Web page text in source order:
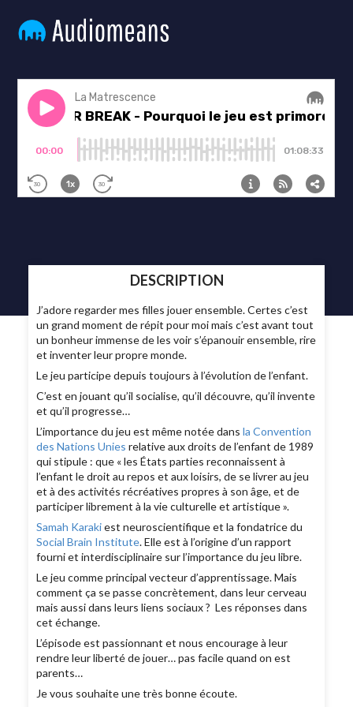
DESCRIPTION
J’adore regarder mes filles jouer ensemble. Certes c’est
un grand moment de répit pour moi mais c’est avant tout
un bonheur immense de les voir s’épanouir ensemble, rire
et inventer leur propre monde.
Le jeu participe depuis toujours à l’évolution de l’enfant.
C’est en jouant qu’il socialise, qu’il découvre, qu’il invente
et qu’il progresse…
L’importance du jeu est même notée dansla Convention
des Nations Unies relative aux droits de l’enfant de 1989
qui stipule : que « les États parties reconnaissent à
l’enfant le droit au repos et aux loisirs, de se livrer au jeu
et à des activités récréatives propres à son âge, et de
participer librement à la vie culturelle et artistique ».
Samah Karakiest neuroscientifique et la fondatrice du
Social Brain Institute. Elle est à l’origine d’un rapport
fourni et interdisciplinaire sur l’importance du jeu libre.
Le jeu comme principal vecteur d’apprentissage. Mais
comment ça se passe concrètement, dans leur cerveau
mais aussi dans leurs liens sociaux ? Les réponses dans
cet échange.
L’épisode est passionnant et nous encourage à leur
rendre leur liberté de jouer… pas facile quand on est
parents…
Je vous souhaite une très bonne écoute.